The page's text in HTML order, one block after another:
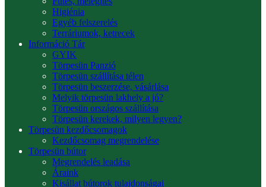
Higiénia
Egyéb felszerelés
Terráriumok, ketrecek
Információ Tár
GYIK
Törpesün Panzió
Törpesün szállítása télen
Törpesün beszerzése, vásárlása
Melyik törpesün lakhely a jó?
Törpesün országos szállítása
Törpesün kerekek, milyen legyen?
Törpesün kezdőcsomagok
Kezdőcsomag megrendelése
Törpesün bútor
Megrendelés leadása
Áraink
Kisállat bútorok tulajdonságai